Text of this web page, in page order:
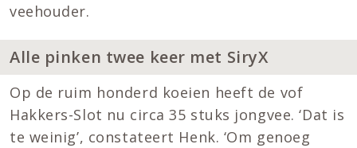
veehouder.
Alle pinken twee keer met SiryX
Op de ruim honderd koeien heeft de vof
Hakkers-Slot nu circa 35 stuks jongvee. ‘Dat is
te weinig’, constateert Henk. ‘Om genoeg